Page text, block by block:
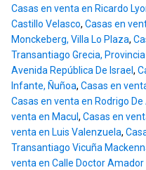
Casas en venta en Ricardo
Castillo Velasco, Casas en
Monckeberg, Villa Lo Plaza,
Transantiago Grecia,
Avenida República De Israel ,
Infante, Ñuñoa, Casas en
Casas en venta en Rodrigo
venta en Macul , Casas en
venta en Luis Valenzuela,
Transantiago Vicuña
venta en Calle Doctor